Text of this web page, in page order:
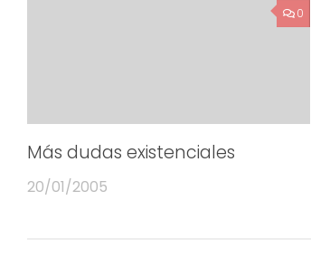
0
Más dudas existenciales
20/01/2005